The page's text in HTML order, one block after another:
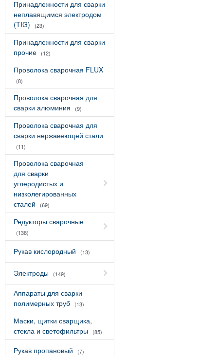
Принадлежности для сварки
неплавящимся электродом
(TIG)
(23)
Принадлежности для сварки
прочие
(12)
Проволока сварочная FLUX
(8)
Проволока сварочная для
сварки алюминия
(9)
Проволока сварочная для
сварки нержавеющей стали
(11)
Проволока сварочная
для сварки
углеродистых и
низколегированных
сталей
(69)
Редукторы сварочные
(138)
Рукав кислородный (13)
Электроды (149)
Аппараты для сварки
полимерных труб
(13)
Маски, щитки сварщика,
стекла и светофильтры
(85)
Рукав пропановый (7)